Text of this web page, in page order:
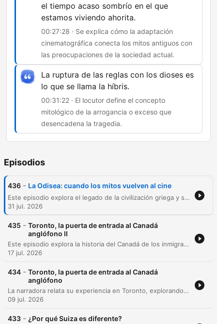
el tiempo acaso sombrío en el que
estamos viviendo ahorita.
00:27:28 · Se explica cómo la adaptación
cinematográfica conecta los mitos antiguos con
las preocupaciones de la sociedad actual.
La ruptura de las reglas con los dioses es
lo que se llama la híbris.
00:31:22 · El locutor define el concepto
mitológico de la arrogancia o exceso que
desencadena la tragedia.
Episodios
436 - La Odisea: cuando los mitos vuelven al cine
Este episodio explora el legado de la civilización griega y su impacto en Occidente, tomando como punto de partida una reflexión sobre la adaptación cinematográfica de Christopher Nolan basada en La Odisea. Se analiza la transición de la tradición oral a la narrativa moderna, examinando temas fundamentales como la mitología, la filosofía y la importancia del concepto de 'nostos'. A través del análisis de la obra homérica, se profundiza en la transformación de Odiseo de un héroe clásico a un hombre traumatizado por la guerra. El episodio conecta conceptos antiguos como la xenia (hospitalidad) y la híbris con las realidades contemporáneas, reflexionando sobre la ética, el conflicto bélico y la técnica cinematográfica analógica para dar vida al mito.
31 jul. 2026
435 - Toronto, la puerta de entrada al Canadá
anglófono II
Este episodio explora la historia del Canadá de los inmigrantes y cómo su modelo multicultural ha moldeado ciudades como Toronto, destacando su papel como motor económico y tecnológico. Asimismo, se reflexiona sobre la conexión entre la 'Casa Grande' latinoamericana y Canadá, analizando el flujo migratorio derivado de conflictos y dictaduras en América Latina hacia territorio canadiense.
17 jul. 2026
434 - Toronto, la puerta de entrada al Canadá
anglófono
La narradora relata su experiencia en Toronto, explorando la historia de las First Nations, Inuit y Métis, y abordando las injusticias de los tratados y el impacto traumático de las escuelas residenciales. El episodio también analiza la formación de la identidad canadiense a través del contraste entre los asentamientos franceses, el Imperio Británico y la expansión del Canadá anglo, detallando cómo las migraciones masivas consolidaron la estructura multicultural del país actual.
09 jul. 2026
433 - ¿Por qué Suiza es diferente?